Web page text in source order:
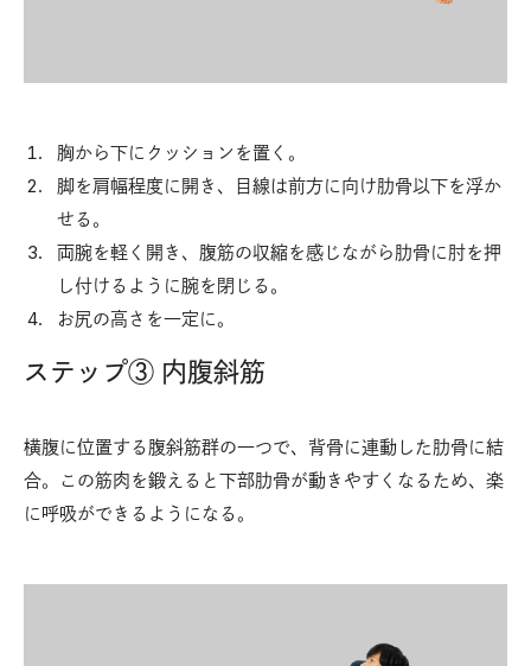
胸から下にクッションを置く。
脚を肩幅程度に開き、目線は前方に向け肋骨以下を浮か
せる。
両腕を軽く開き、腹筋の収縮を感じながら肋骨に肘を押
し付けるように腕を閉じる。
お尻の高さを一定に。
ステップ③ 内腹斜筋
横腹に位置する腹斜筋群の一つで、背骨に連動した肋骨に結
合。この筋肉を鍛えると下部肋骨が動きやすくなるため、楽
に呼吸ができるようになる。